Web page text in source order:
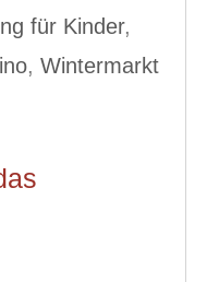
für Kinder,
, Wintermarkt